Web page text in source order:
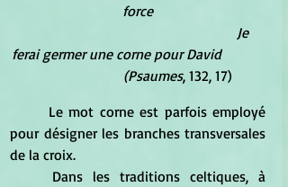
force
ferai germer une corne pour David
                      (Psaumes
, 132, 17)
pour désigner les branches transversales
de la croix.